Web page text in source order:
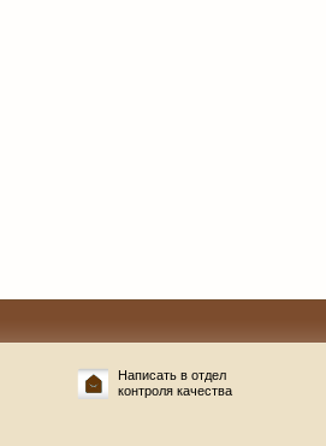
Написать в отдел
контроля качества